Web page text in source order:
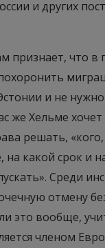
и других
признает, что в
похоронить
и не
же Хельме хочет
решать,
на какой срок и
Среди
отмену
это вообще,
членом